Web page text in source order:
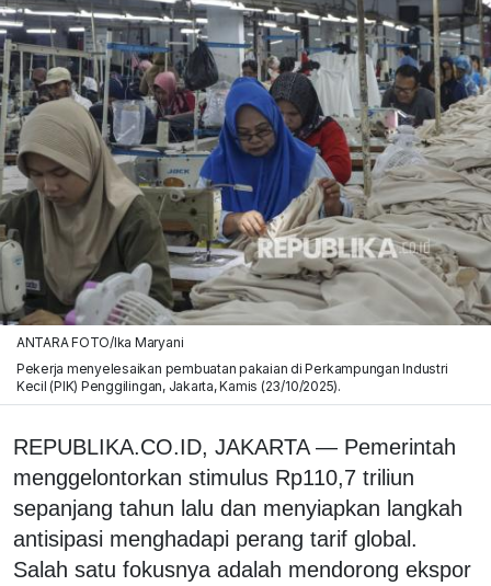
ANTARA FOTO/Ika Maryani
Pekerja menyelesaikan pembuatan pakaian di Perkampungan Industri
Kecil (PIK) Penggilingan, Jakarta, Kamis (23/10/2025).
REPUBLIKA.CO.ID, JAKARTA — Pemerintah
menggelontorkan stimulus Rp110,7 triliun
sepanjang tahun lalu dan menyiapkan langkah
antisipasi menghadapi perang tarif global.
Salah satu fokusnya adalah mendorong ekspor